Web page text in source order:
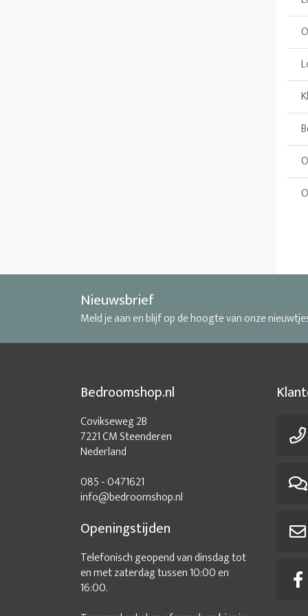
Nieuwsbrief
Meld je aan en blijf op de hoogte van onze
Bedroomshop.nl
Covikseweg 2B
7221 CM Steenderen
Nederland
085 - 0471621
info@bedroomshop.nl
Openingstijden
Telefonisch geopend van dinsdag tot
en met zaterdag tussen 10:00 en
16:00.